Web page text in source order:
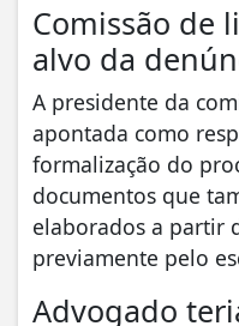
Comissão de
alvo da
A presidente da
apontada como
formalização do
documentos que
elaborados a partir
previamente pelo
Advogado